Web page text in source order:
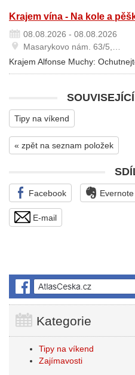
Krajem vína - Na kole a
08.08.2026 - 08.08.2026
Masarykovo nám. 63/5,…
Krajem Alfonse Muchy:
Tipy na víkend
« zpět na seznam položek
Facebook Evernote
E-mail
Kategorie
Tipy na víkend
Zajímavosti